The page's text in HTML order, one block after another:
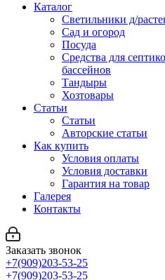
Каталог
Светильники д/
Сад и огород
Посуда
Средства для
бассейнов
Тандыры
Хозтовары
Статьи
Статьи
Авторские статьи
Как купить
Условия оплаты
Условия доставки
Гарантия на товар
Галерея
Контакты
Заказать звонок
+7(909)203-53-25
+7(909)203-53-25